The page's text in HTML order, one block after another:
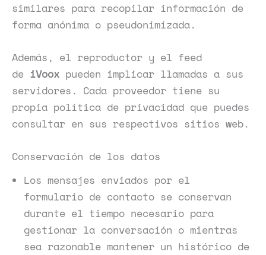
similares para recopilar información de
forma anónima o pseudonimizada.
Además, el reproductor y el feed
de iVoox pueden implicar llamadas a sus
servidores. Cada proveedor tiene su
propia política de privacidad que puedes
consultar en sus respectivos sitios web.
Conservación de los datos
Los mensajes enviados por el
formulario de contacto se conservan
durante el tiempo necesario para
gestionar la conversación o mientras
sea razonable mantener un histórico de